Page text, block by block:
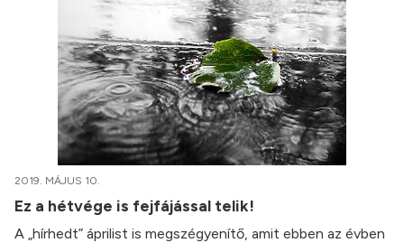
2019. MÁJUS 10.
Ez a hétvége is fejfájással telik!
A „hírhedt” áprilist is megszégyenítő, amit ebben az évben